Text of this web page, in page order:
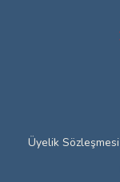
Üyelik Sözleşmesi